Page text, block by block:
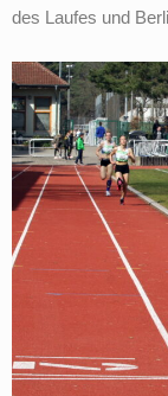
des Laufes und